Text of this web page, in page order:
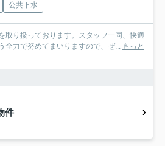
公共下水
取り扱っております。スタッフ一同、快適
全力で努めてまいりますので、ぜ... もっと
件